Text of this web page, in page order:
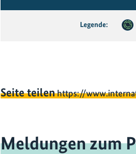
Legende:
Seite teilenhttps://
Meldungen zum